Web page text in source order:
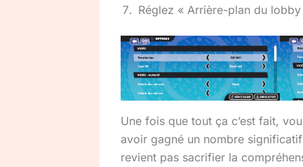
Réglez « Arrière-plan du
Une fois que tout ça c’est fait,
avoir gagné un nombre
revient pas sacrifier la